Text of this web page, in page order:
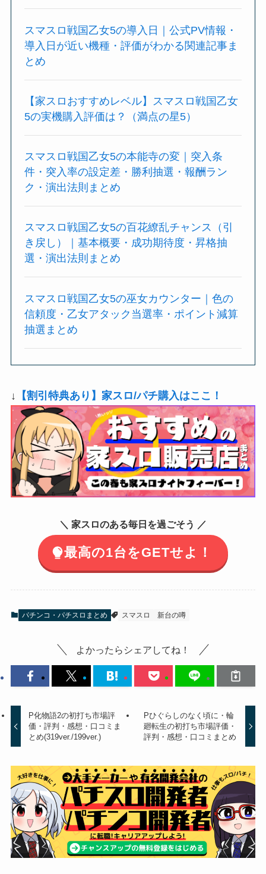
スマスロ戦国乙女5の導入日｜公式PV情報・
導入日が近い機種・評価がわかる関連記事ま
とめ
【家スロおすすめレベル】スマスロ戦国乙女
5の実機購入評価は？（満点の星5）
スマスロ戦国乙女5の本能寺の変｜突入条
件・突入率の設定差・勝利抽選・報酬ラン
ク・演出法則まとめ
スマスロ戦国乙女5の百花繚乱チャンス（引
き戻し）｜基本概要・成功期待度・昇格抽
選・演出法則まとめ
スマスロ戦国乙女5の巫女カウンター｜色の
信頼度・乙女アタック当選率・ポイント減算
抽選まとめ
↓ 【割引特典あり】家スロ/パチ購入はここ！
＼ 家スロのある毎日を過ごそう ／
最高の1台をGETせよ！
パチンコ・パチスロまとめ スマスロ 新台の噂
よかったらシェアしてね！
P化物語2の初打ち市場評
価・評判・感想・口コミま
とめ(319ver./199ver.)
Pひぐらしのなく頃に・輪
廻転生の初打ち市場評価・
評判・感想・口コミまとめ